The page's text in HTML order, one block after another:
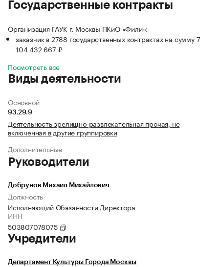
Государственные контракты
Организация ГАУК г. Москвы ПКиО «Фили»:
заказчик в 2788 государственных контрактах на сумму 7
104 432 667 ₽
Посмотреть все
Виды деятельности
Основной
93.29.9
Деятельность зрелищно-развлекательная прочая, не
включенная в другие группировки
Дополнительные
Руководители
Добрунов Михаил Михайлович
Должность
Исполняющий Обязанности Директора
ИНН
503807078075
Учредители
Департамент Культуры Города Москвы